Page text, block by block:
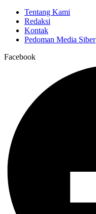
Tentang Kami
Redaksi
Kontak
Pedoman Media Siber
Facebook